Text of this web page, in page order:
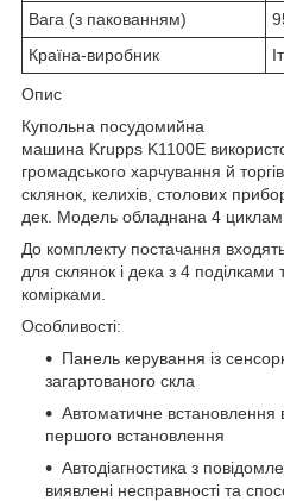
Вага (з пакованням)
Країна-виробник
Опис
Купольна посудомийна
машина Krupps K1100E
громадського харчування й
склянок, келихів, столових
дек. Модель обладнана 4
До комплекту постачання
для склянок і дека з 4 поділками
комірками.
Особливості:
Панель керування із
загартованого скла
Автоматичне встановлення
першого встановлення
Автодіагностика з
виявлені несправності та